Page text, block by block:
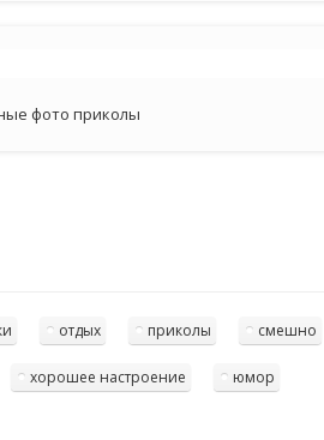
фото приколы
отдых приколы смешно
хорошее настроение юмор